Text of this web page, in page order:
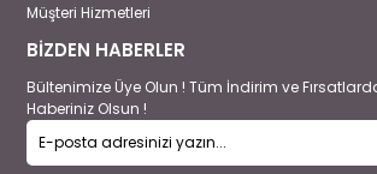
Müşteri Hizmetleri
BİZDEN HABERLER
Bültenimize Üye Olun ! Tüm İndirim ve
Haberiniz Olsun !